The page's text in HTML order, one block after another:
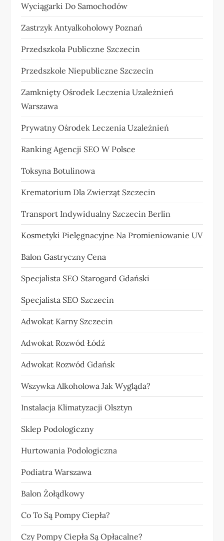
Wyciągarki Do Samochodów
Zastrzyk Antyalkoholowy Poznań
Przedszkola Publiczne Szczecin
Przedszkole Niepubliczne Szczecin
Zamknięty Ośrodek Leczenia Uzależnień
Warszawa
Prywatny Ośrodek Leczenia Uzależnień
Ranking Agencji SEO W Polsce
Toksyna Botulinowa
Krematorium Dla Zwierząt Szczecin
Transport Indywidualny Szczecin Berlin
Kosmetyki Pielęgnacyjne Na Promieniowanie UV
Balon Gastryczny Cena
Specjalista SEO Starogard Gdański
Specjalista SEO Szczecin
Adwokat Karny Szczecin
Adwokat Rozwód Łódź
Adwokat Rozwód Gdańsk
Wszywka Alkoholowa Jak Wygląda?
Instalacja Klimatyzacji Olsztyn
Sklep Podologiczny
Hurtowania Podologiczna
Podiatra Warszawa
Balon Żołądkowy
Co To Są Pompy Ciepła?
Czy Pompy Ciepła Są Opłacalne?